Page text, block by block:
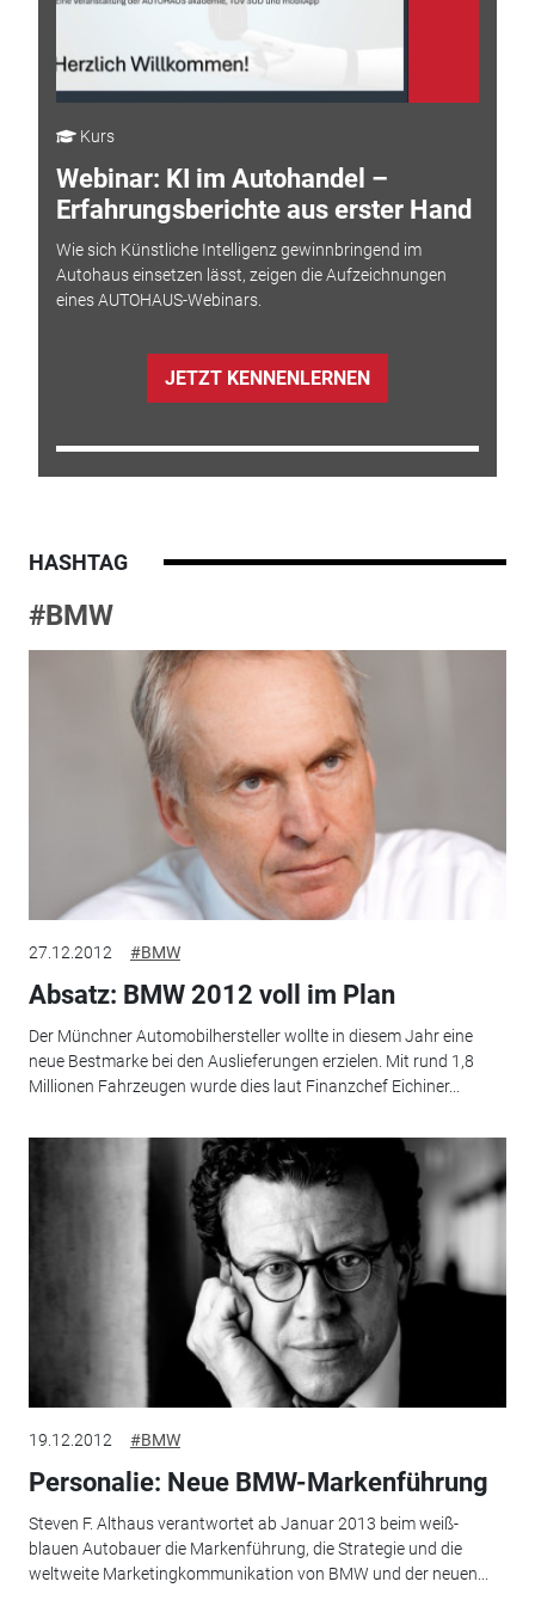
Kurs
Webinar: KI im Autohandel –
Erfahrungsberichte aus erster Hand
Wie sich Künstliche Intelligenz gewinnbringend im
Autohaus einsetzen lässt, zeigen die Aufzeichnungen
eines AUTOHAUS-Webinars.
JETZT KENNENLERNEN
HASHTAG
#BMW
27.12.2012 #BMW
Absatz: BMW 2012 voll im Plan
Der Münchner Automobilhersteller wollte in diesem Jahr eine
neue Bestmarke bei den Auslieferungen erzielen. Mit rund 1,8
Millionen Fahrzeugen wurde dies laut Finanzchef Eichiner...
19.12.2012 #BMW
Personalie: Neue BMW-Markenführung
Steven F. Althaus verantwortet ab Januar 2013 beim weiß-
blauen Autobauer die Markenführung, die Strategie und die
weltweite Marketingkommunikation von BMW und der neuen...